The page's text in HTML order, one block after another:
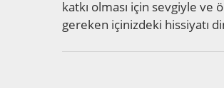
katkı olması için sevgiyle ve
gereken içinizdeki hissiyatı